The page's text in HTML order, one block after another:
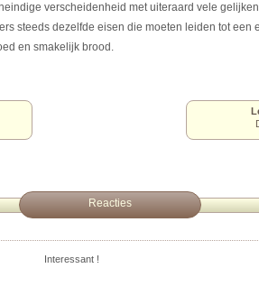
verscheidenheid met uiteraard vele
steeds dezelfde eisen die moeten leiden tot een
en smakelijk brood.
Reacties
Interessant !